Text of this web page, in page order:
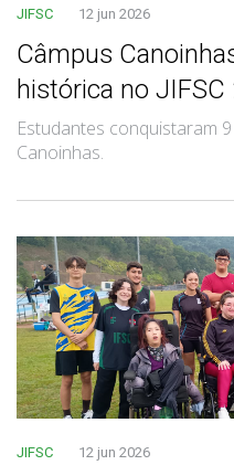
JIFSC 12 jun 2026
Câmpus
histórica no JIFSC
Estudantes conquistaram
Canoinhas.
JIFSC 12 jun 2026